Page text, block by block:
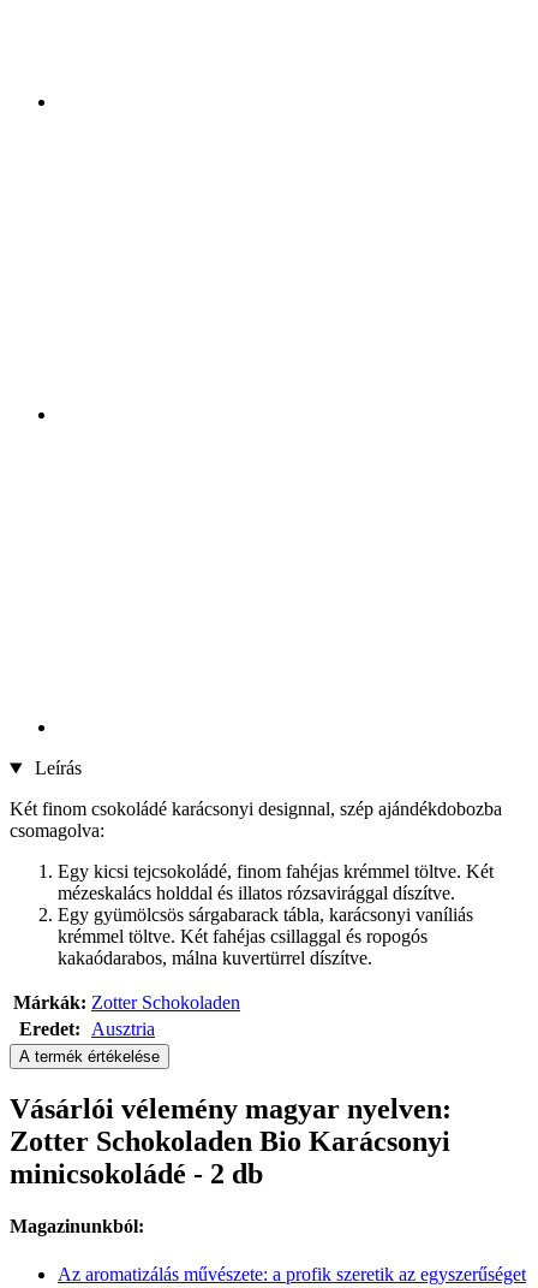
Leírás
Két finom csokoládé karácsonyi designnal, szép ajándékdobozba
csomagolva:
Egy kicsi tejcsokoládé, finom fahéjas krémmel töltve. Két
mézeskalács holddal és illatos rózsavirággal díszítve.
Egy gyümölcsös sárgabarack tábla, karácsonyi vaníliás
krémmel töltve. Két fahéjas csillaggal és ropogós
kakaódarabos, málna kuvertürrel díszítve.
Márkák: Zotter Schokoladen
Eredet:
Ausztria
A termék értékelése
Vásárlói vélemény magyar nyelven:
Zotter Schokoladen Bio Karácsonyi
minicsokoládé - 2 db
Magazinunkból:
Az aromatizálás művészete: a profik szeretik az egyszerűséget